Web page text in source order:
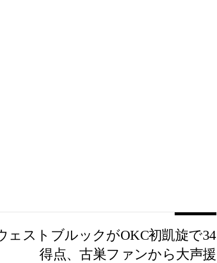
ェストブルックがOKC初凱旋で34
得点、古巣ファンから大声援